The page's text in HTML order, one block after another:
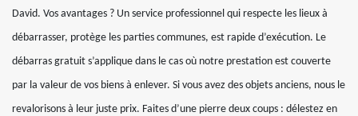
David. Vos avantages ? Un service professionnel qui respecte les lieux à
débarrasser, protège les parties communes, est rapide d’exécution. Le
débarras gratuit s’applique dans le cas où notre prestation est couverte
par la valeur de vos biens à enlever. Si vous avez des objets anciens, nous le
revalorisons à leur juste prix. Faites d’une pierre deux coups : délestez en